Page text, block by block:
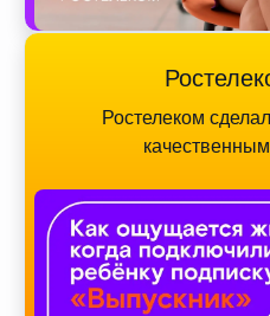
Ростелеком